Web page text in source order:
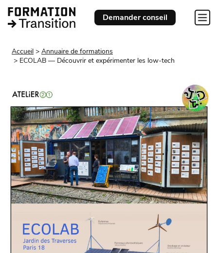
Demander conseil
Accueil
Annuaire de formations
ECOLAB — Découvrir et expérimenter les low-tech